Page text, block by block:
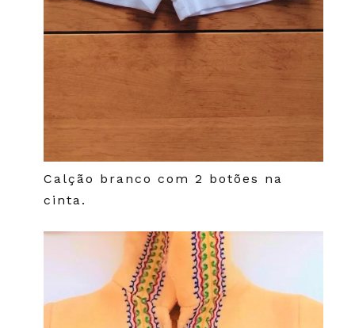
Calção branco com 2 botões na
cinta.